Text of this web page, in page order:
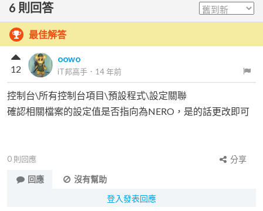
6 則回答
最佳解答
oowo
iT邦高手 ． 14 年前
12
控制台\所有控制台項目\預設程式\設定關聯
確認相關檔案的設定值是否指向為NERO，是的話更改即可
0 則回應
分享
回應
沒有幫助
登入發表回應